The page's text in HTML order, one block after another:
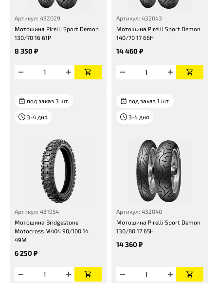
Артикул: 432029
Мотошина Pirelli Sport Demon
130/70 16 61P
8 350 ₽
Артикул: 432043
Мотошина Pirelli Sport Demon
140/70 17 66H
14 460 ₽
под заказ 3 шт.
3-4 дня
Артикул: 431954
Мотошина Bridgestone
Motocross M404 90/100 14
49M
6 250 ₽
под заказ 1 шт.
3-4 дня
Артикул: 432040
Мотошина Pirelli Sport Demon
130/80 17 65H
14 360 ₽